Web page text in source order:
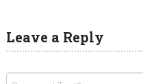
Leave a Reply